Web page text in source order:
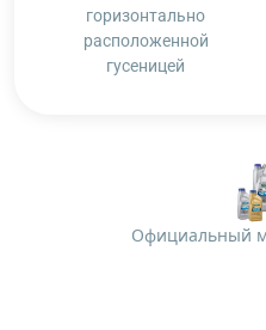
горизонтально
расположенной
гусеницей
Официальный